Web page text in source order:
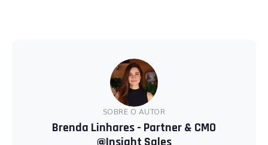
SOBRE O AUTOR
Brenda Linhares - Partner & CMO